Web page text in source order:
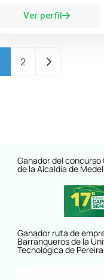
Ver perfil
2 Entradas
Ganador del concurso
de la Alcaldía de
Ganador ruta de
Barranqueros de la
Tecnológica de